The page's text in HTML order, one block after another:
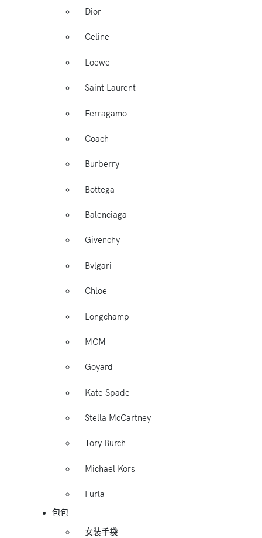
Dior
Celine
Loewe
Saint Laurent
Ferragamo
Coach
Burberry
Bottega
Balenciaga
Givenchy
Bvlgari
Chloe
Longchamp
MCM
Goyard
Kate Spade
Stella McCartney
Tory Burch
Michael Kors
Furla
包包
女裝手袋